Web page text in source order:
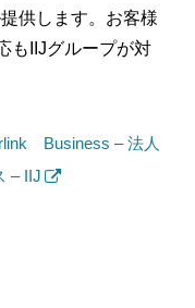
供します。お客様
もIIJグループが対
Business – 法人
– IIJ